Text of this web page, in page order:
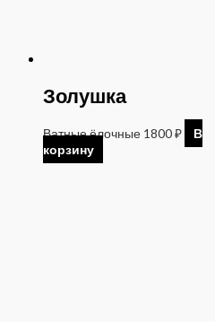
Золушка
Ватные ёлочные 1800₽
В
корзину